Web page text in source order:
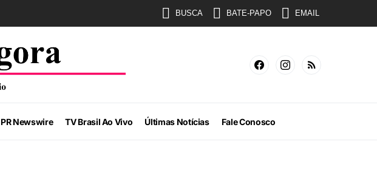
BUSCA BATE-PAPO EMAIL
PR Newswire TV Brasil Ao Vivo Últimas Notícias Fale Conosco